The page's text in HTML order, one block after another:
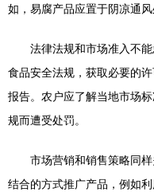
如，易腐产品应置于阴凉通
法律法规和市场准入不
食品安全法规，获取必要的
报告。农户应了解当地市场
规而遭受处罚。
市场营销和销售策略同
结合的方式推广产品，例如